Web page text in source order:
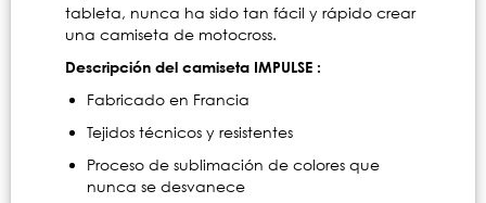
tableta, nunca ha sido tan fácil y rápido crear
una camiseta de motocross.
Descripción del camiseta IMPULSE :
Fabricado en Francia
Tejidos técnicos y resistentes
Proceso de sublimación de colores que
nunca se desvanece